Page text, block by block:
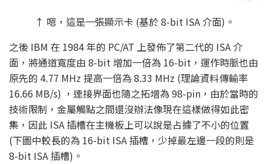
↑ 嗯，這是一張顯示卡 (基於 8-bit ISA 介面)。
之後 IBM 在 1984 年的 PC/AT 上發佈了第二代的 ISA 介
面，將通道寬度由 8-bit 增加一倍為 16-bit，運作時脈也由
原先的 4.77 MHz 提高一倍為 8.33 MHz (理論資料傳輸率
16.66 MB/s) ，連接界面也隨之拓增為 98-pin，由於當時的
技術限制，金屬觸點之間還沒辦法像現在這樣做得如此密
集，因此 ISA 插槽在主機板上可以說是占據了不小的位置
(下圖中較長的為 16-bit ISA 插槽，少掉最左邊一段的則是
8-bit ISA 插槽)。